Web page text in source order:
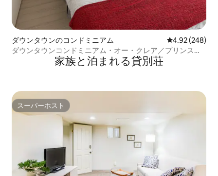
ダウンタウンのコンドミニアム レビュー248
4.92 (248)
ダウンタウンコンドミニアム・オー・クレア／プリンスア
イランドパーク家族と泊まれる貸別荘
スーパーホスト
スーパーホスト